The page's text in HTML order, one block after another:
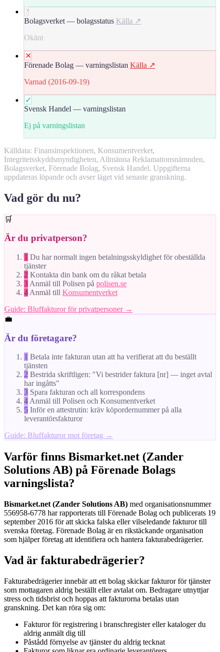
?
Bolagsverket — bolagsstatus Källa ↗
Okänt
✕
Förenade Bolag — varningslistan Källa ↗
Varnad (2016-09-19)
✓
Svensk Handel — varningslistan
Ej på varningslistan
Källdata: Finansinspektionen, Konsumentverket,
Integritetsskyddsmyndigheten, Allmänna Reklamationsnämnden,
Bolagsverket, Förenade Bolag, Svensk Handel. Uppgifterna
uppdateras löpande och avser läget vid senaste granskning.
Vad gör du nu?
🛒
Är du privatperson?
1 Du har normalt ingen betalningsskyldighet för obeställda
tjänster
2 Kontakta din bank om du råkat betala
3 Anmäl till Polisen på polisen.se
4 Anmäl till Konsumentverket
Guide: Bluffakturor för privatpersoner →
💼
Är du företagare?
1 Betala inte fakturan utan att ha verifierat att du beställt
tjänsten
2 Bestrida skriftligen: "Vi bestrider faktura [nr] — inget avtal
har ingåtts"
3 Spara fakturan och all korrespondens
4 Anmäl till Polisen och Konsumentverket
5 Inför en attestrutin: kräv köpordernummer på alla
leverantörsfakturor
Guide: Bluffakturor mot företag →
Varför finns Bismarket.net (Zander
Solutions AB) på Förenade Bolags
varningslista?
Bismarket.net (Zander Solutions AB) med organisationsnummer
556958-6778 har rapporterats till Förenade Bolag och publicerats 19
september 2016 för att skicka falska eller vilseledande fakturor till
svenska företag. Förenade Bolag är en rikstäckande organisation
som hjälper företag att identifiera och hantera fakturabedrägerier.
Vad är fakturabedrägerier?
Fakturabedrägerier innebär att ett bolag skickar fakturor för tjänster
som mottagaren aldrig beställt eller avtalat om. Bedragare utnyttjar
stress och tidsbrist och hoppas att fakturorna betalas utan
granskning. Det kan röra sig om:
Fakturor för registrering i branschregister eller kataloger du
aldrig anmält dig till
Påstådd förnyelse av tjänster du aldrig tecknat